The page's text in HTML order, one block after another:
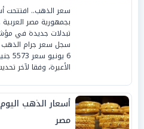
سعر الذهب.. افتتحت
بجمهورية مصر
تبدلات جديدة في
6
الأعيرة، وفقا لآخر
مصر